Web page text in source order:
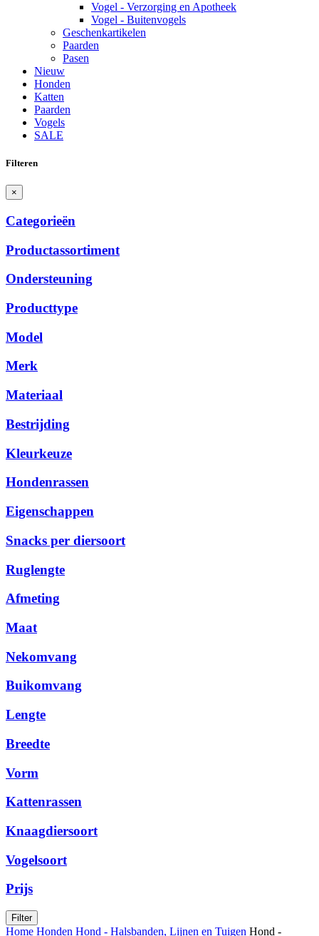
Vogel - Verzorging en Apotheek
Vogel - Buitenvogels
Geschenkartikelen
Paarden
Pasen
Nieuw
Honden
Katten
Paarden
Vogels
SALE
Filteren
×
Categorieën
Productassortiment
Ondersteuning
Producttype
Model
Merk
Materiaal
Bestrijding
Kleurkeuze
Hondenrassen
Eigenschappen
Snacks per diersoort
Ruglengte
Afmeting
Maat
Nekomvang
Buikomvang
Lengte
Breedte
Vorm
Kattenrassen
Knaagdiersoort
Vogelsoort
Prijs
Filter
Home Honden Hond - Halsbanden, Lijnen en Tuigen Hond -